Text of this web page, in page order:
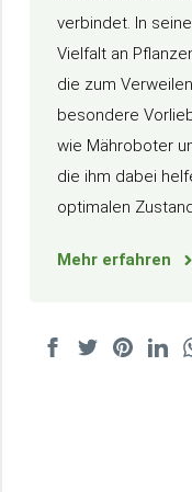
verbindet. In
Vielfalt an
die zum
besondere
wie Mähroboter
die ihm dabei
optimalen
Mehr erfahren